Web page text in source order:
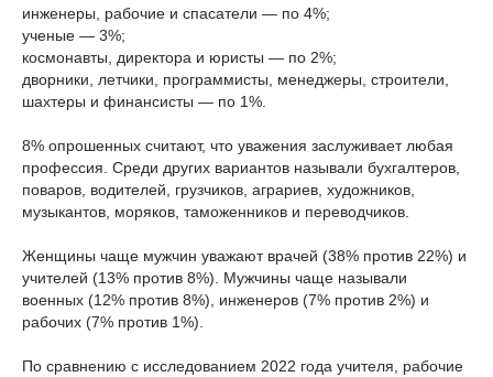
инженеры, рабочие и спасатели — по 4%;
ученые — 3%;
космонавты, директора и юристы — по 2%;
дворники, летчики, программисты, менеджеры, строители,
шахтеры и финансисты — по 1%.
8% опрошенных считают, что уважения заслуживает любая
профессия. Среди других вариантов называли бухгалтеров,
поваров, водителей, грузчиков, аграриев, художников,
музыкантов, моряков, таможенников и переводчиков.
Женщины чаще мужчин уважают врачей (38% против 22%) и
учителей (13% против 8%). Мужчины чаще называли
военных (12% против 8%), инженеров (7% против 2%) и
рабочих (7% против 1%).
По сравнению с исследованием 2022 года учителя, рабочие